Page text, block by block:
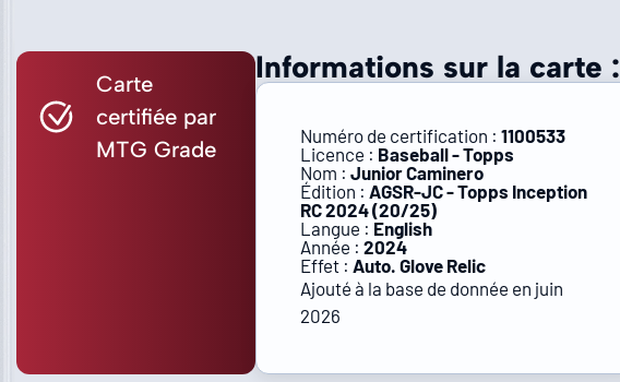
Carte
certifiée par
MTG Grade
Informations sur la carte :
Numéro de certification :1100533
Licence : Baseball - Topps
Nom :Junior Caminero
Édition :AGSR-JC - Topps Inception
RC 2024 (20/25)
Langue : English
Année :2024
Effet :Auto. Glove Relic
Ajouté à la base de donnée en juin
2026